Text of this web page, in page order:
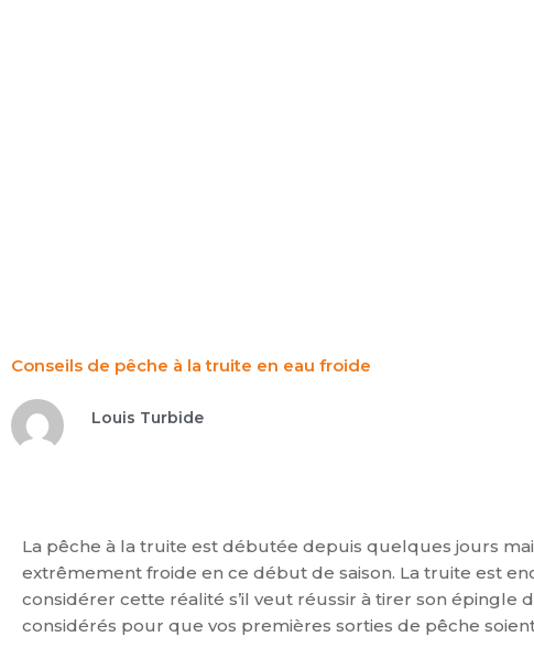
Conseils de pêche à la truite en eau froide
Louis Turbide
La pêche à la truite est débutée depuis quelques jours
extrêmement froide en ce début de saison. La truite est
considérer cette réalité s’il veut réussir à tirer son épingle
considérés pour que vos premières sorties de pêche